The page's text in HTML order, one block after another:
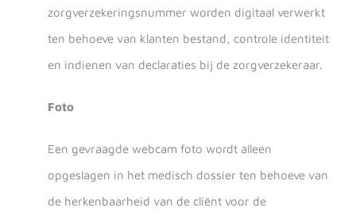
zorgverzekeringsnummer worden digitaal verwerkt
ten behoeve van klanten bestand, controle identiteit
en indienen van declaraties bij de zorgverzekeraar.
Foto
Een gevraagde webcam foto wordt alleen
opgeslagen in het medisch dossier ten behoeve van
de herkenbaarheid van de cliënt voor de